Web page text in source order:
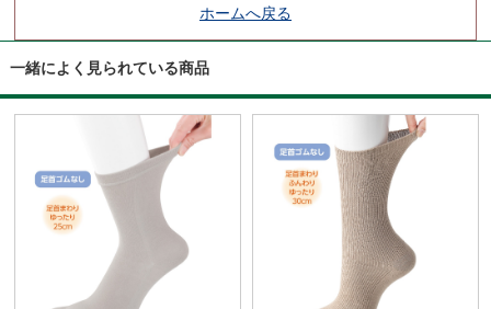
ホームへ戻る
一緒によく見られている商品